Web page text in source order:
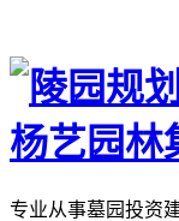
专业从事墓园投资